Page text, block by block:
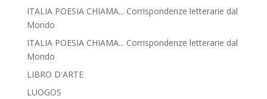
ITALIA POESIA CHIAMA... Corrispondenze letterarie dal
Mondo
ITALIA POESIA CHIAMA... Corrispondenze letterarie dal
Mondo
LIBRO D'ARTE
LUOGOS